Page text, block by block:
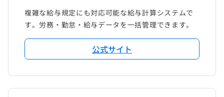
複雑な給与規定にも対応可能な給与計算システムで
す。労務・勤怠・給与データを一括管理できます。
公式サイト